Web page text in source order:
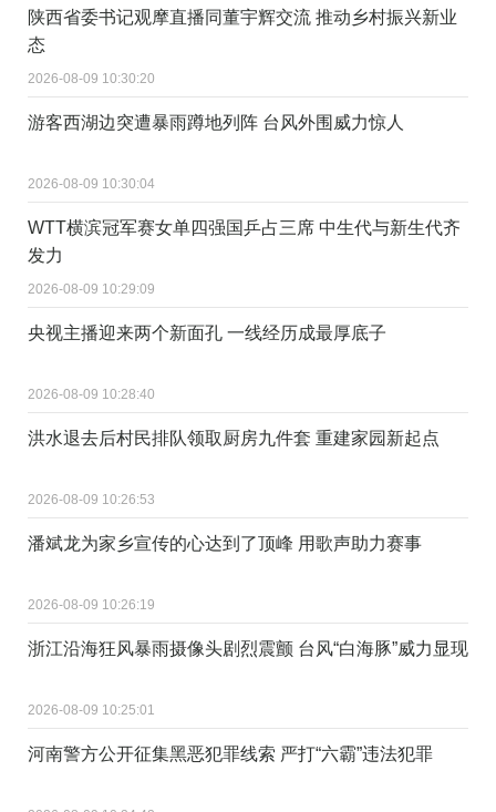
陕西省委书记观摩直播同董宇辉交流 推动乡村振兴新业
态
2026-08-09 10:30:20
游客西湖边突遭暴雨蹲地列阵 台风外围威力惊人
2026-08-09 10:30:04
WTT横滨冠军赛女单四强国乒占三席 中生代与新生代齐
发力
2026-08-09 10:29:09
央视主播迎来两个新面孔 一线经历成最厚底子
2026-08-09 10:28:40
洪水退去后村民排队领取厨房九件套 重建家园新起点
2026-08-09 10:26:53
潘斌龙为家乡宣传的心达到了顶峰 用歌声助力赛事
2026-08-09 10:26:19
浙江沿海狂风暴雨摄像头剧烈震颤 台风“白海豚”威力显现
2026-08-09 10:25:01
河南警方公开征集黑恶犯罪线索 严打“六霸”违法犯罪